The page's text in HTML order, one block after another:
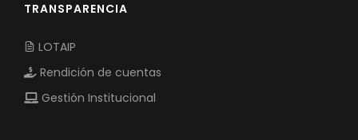
TRANSPARENCIA
LOTAIP
Rendición de cuentas
Gestión Institucional